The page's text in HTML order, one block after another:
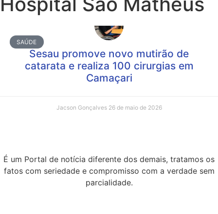
SAÚDE
Sesau promove novo mutirão de
catarata e realiza 100 cirurgias em
Camaçari
Jacson Gonçalves 26 de maio de 2026
É um Portal de notícia diferente dos demais, tratamos os
fatos com seriedade e compromisso com a verdade sem
parcialidade.